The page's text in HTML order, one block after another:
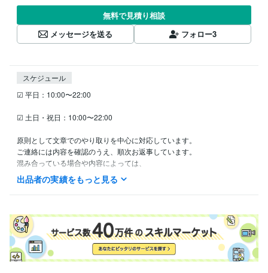
無料で見積り相談
メッセージを送る
フォロー3
スケジュール
☑ 平日：10:00〜22:00
☑ 土日・祝日：10:00〜22:00
原則として文章でのやり取りを中心に対応しています。
ご連絡には内容を確認のうえ、順次お返事しています。
混み合っている場合や内容によっては、
お時間をいただくことがありますのでご了承ください。
ライフスタイル・その他 / その他 経験年数 : 30年
出品者の実績をもっと見る